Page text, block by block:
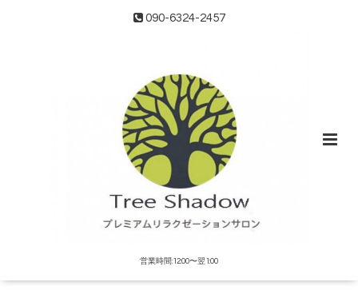
090-6324-2457
営業時間:12:00〜翌1:00